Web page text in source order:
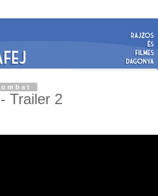
Trailer 2